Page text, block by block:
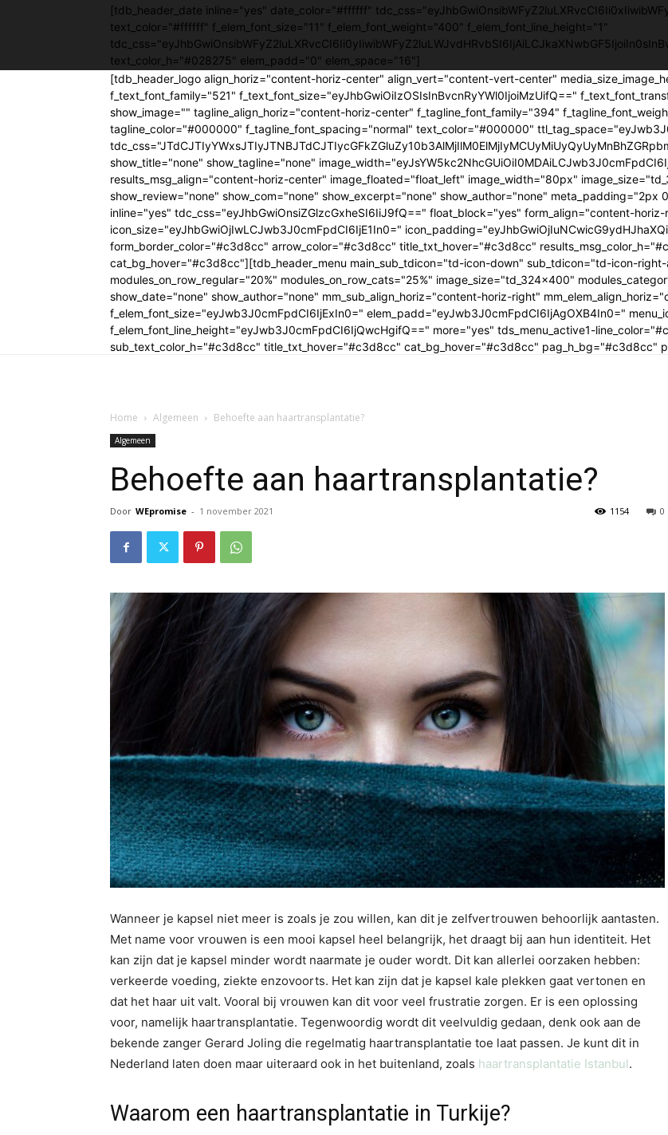
[tdb_header_date inline="yes" date_color="#ffffff"
text_color="#ffffff" f_elem_font_size="11" f_elem_font_weight="400" f_elem_font_line_height="1"
text_color_h="#028275" elem_padd="0" elem_space="16"]
[tdb_header_logo align_horiz="content-horiz-center" align_vert="content-vert-center"
f_text_font_family="521" f_text_font_size="eyJhbGwiOiIzOSIsInBvcnRyYWl0IjoiMzUifQ=="
show_image="" tagline_align_horiz="content-horiz-center" f_tagline_font_family="394"
tagline_color="#000000" f_tagline_font_spacing="normal" text_color="#000000"
show_title="none" show_tagline="none"
results_msg_align="content-horiz-center" image_floated="float_left" image_width="80px"
show_review="none" show_com="none" show_excerpt="none" show_author="none"
inline="yes" tdc_css="eyJhbGwiOnsiZGlzcGxheSI6IiJ9fQ==" float_block="yes" form_align="content-
icon_size="eyJhbGwiOjIwLCJwb3J0cmFpdCI6IjE1In0="
form_border_color="#c3d8cc" arrow_color="#c3d8cc" title_txt_hover="#c3d8cc"
cat_bg_hover="#c3d8cc"][tdb_header_menu main_sub_tdicon="td-icon-down" sub_tdicon="td-icon-
modules_on_row_regular="20%" modules_on_row_cats="25%" image_size="td_324x400"
show_date="none" show_author="none" mm_sub_align_horiz="content-horiz-right"
f_elem_font_size="eyJwb3J0cmFpdCI6IjExIn0=" elem_padd="eyJwb3J0cmFpdCI6IjAgOXB4In0="
f_elem_font_line_height="eyJwb3J0cmFpdCI6IjQwcHgifQ==" more="yes" tds_menu_active1-
sub_text_color_h="#c3d8cc" title_txt_hover="#c3d8cc" cat_bg_hover="#c3d8cc" pag_h_bg="#c3d8cc"
Home Algemeen Behoefte aan haartransplantatie?
Algemeen
Behoefte aan haartransplantatie?
Door WEpromise - 1 november 2021 0
1154
Wanneer je kapsel niet meer is zoals je zou willen, kan dit je zelfvertrouwen behoorlijk aantasten.
Met name voor vrouwen is een mooi kapsel heel belangrijk, het draagt bij aan hun identiteit. Het
kan zijn dat je kapsel minder wordt naarmate je ouder wordt. Dit kan allerlei oorzaken hebben:
verkeerde voeding, ziekte enzovoorts. Het kan zijn dat je kapsel kale plekken gaat vertonen en
dat het haar uit valt. Vooral bij vrouwen kan dit voor veel frustratie zorgen. Er is een oplossing
voor, namelijk haartransplantatie. Tegenwoordig wordt dit veelvuldig gedaan, denk ook aan de
bekende zanger Gerard Joling die regelmatig haartransplantatie toe laat passen. Je kunt dit in
Nederland laten doen maar uiteraard ook in het buitenland, zoals haartransplantatie Istanbul.
Waarom een haartransplantatie in Turkije?